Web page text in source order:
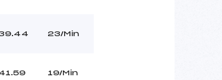
23/Min
19/Min